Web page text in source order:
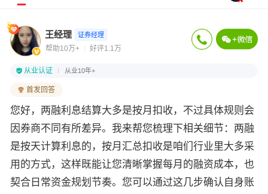
王经理 证券经理
帮助10万+ 好评1.1万
从业认证 从业10年+
首发回答
您好，两融利息结算大多是按月扣收，不过具体规则会
因券商不同有所差异。我来帮您梳理下相关细节：两融
是按天计算利息的，按月汇总扣收是咱们行业里大多采
用的方式，这样既能让您清晰掌握每月的融资成本，也
契合日常资金规划节奏。您可以通过这几步确认自身账